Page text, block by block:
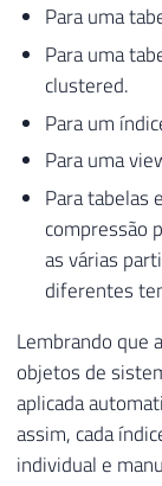
Para uma
Para uma
clustered.
Para um
Para uma
Para tabelas
compressão
as várias
diferentes
Lembrando que
objetos de
aplicada
assim, cada
individual e